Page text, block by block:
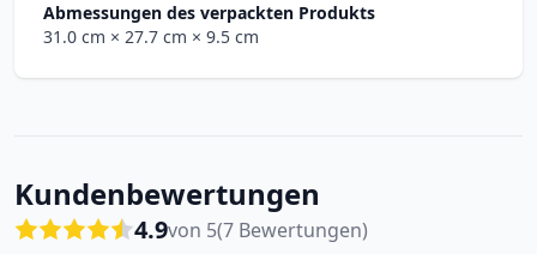
Abmessungen des verpackten Produkts
31.0 cm × 27.7 cm × 9.5 cm
Kundenbewertungen
4.9von 5(7 Bewertungen)